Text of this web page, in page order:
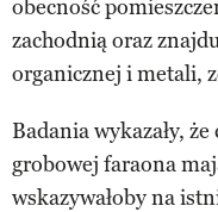
obecność
zachodnią oraz
organicznej i metali,
Badania wykazały,
grobowej faraona
wskazywałoby na